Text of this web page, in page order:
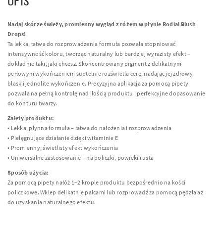
Nadaj skórze świeży, promienny wygląd z różem w płynie Rodial Blush
Drops!
Ta lekka, łatwa do rozprowadzenia formuła pozwala stopniować
intensywność koloru, tworząc naturalny lub bardziej wyrazisty efekt –
dokładnie taki, jaki chcesz. Skoncentrowany pigment z delikatnym
perłowym wykończeniem subtelnie rozświetla cerę, nadając jej zdrowy
blask i jednolite wykończenie. Precyzyjna aplikacja za pomocą pipety
pozwala na pełną kontrolę nad ilością produktu i perfekcyjne dopasowanie
do konturu twarzy.
Zalety produktu:
• Lekka, płynna formuła – łatwa do nałożenia i rozprowadzenia
• Pielęgnujące działanie dzięki witaminie E
• Promienny, świetlisty efekt wykończenia
• Uniwersalne zastosowanie – na policzki, powieki i usta
Sposób użycia:
Za pomocą pipety nałóż 1–2 krople produktu bezpośrednio na kości
policzkowe. Wklep delikatnie palcami lub rozprowadź za pomocą pędzla aż
do uzyskania naturalnego efektu.